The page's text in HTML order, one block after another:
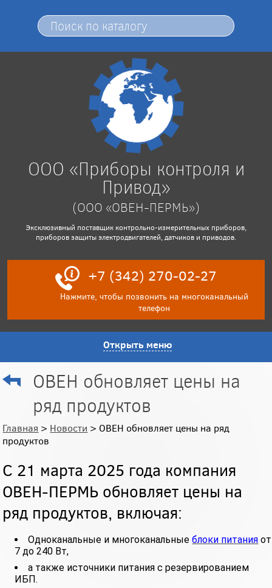
ООО «Приборы контроля и
Привод»
(ООО «ОВЕН-ПЕРМЬ»)
Эксклюзивный поставщик контрольно-измерительных приборов,
приборов защиты электродвигателей, датчиков и приводов.
+7 (342) 270-02-27
Нажмите, чтобы позвонить на многоканальный
телефон
Открыть меню
ОВЕН обновляет цены на
ряд продуктов
Главная > Новости > ОВЕН обновляет цены на ряд
продуктов
С 21 марта 2025 года компания
ОВЕН-ПЕРМЬ обновляет цены на
ряд продуктов, включая:
Одноканальные и многоканальныеблоки питания от
7 до 240 Вт,
а также источники питания с резервированием
ИБП.